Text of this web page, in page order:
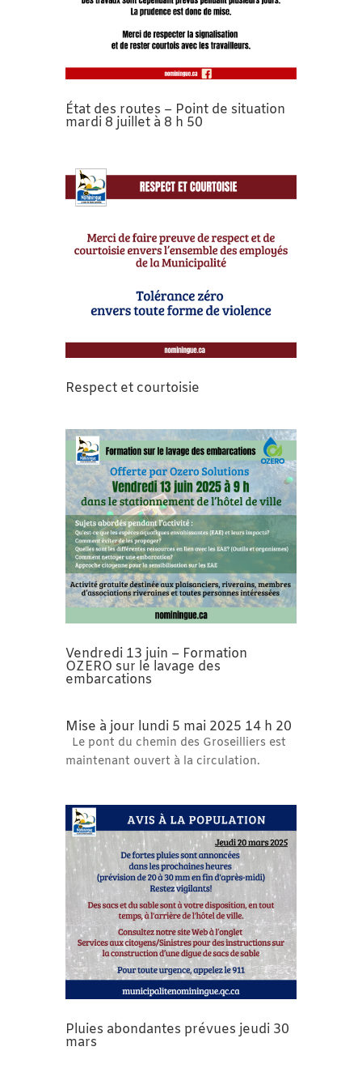
État des routes – Point de situation
mardi 8 juillet à 8 h 50
Respect et courtoisie
Vendredi 13 juin – Formation
OZERO sur le lavage des
embarcations
Mise à jour lundi 5 mai 2025 14 h 20
Le pont du chemin des Groseilliers est
maintenant ouvert à la circulation.
Pluies abondantes prévues jeudi 30
mars